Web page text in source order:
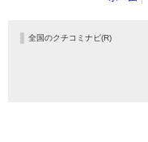
全国のクチコミナビ(R)